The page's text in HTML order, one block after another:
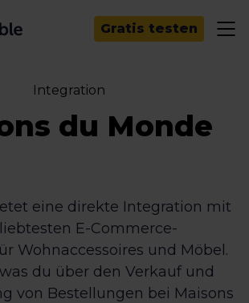
Gratis testen
Integration
du Monde
eine direkte Integration mit
E-Commerce-
Wohnaccessoires und Möbel.
du über den Verkauf und
von Bestellungen bei Maisons